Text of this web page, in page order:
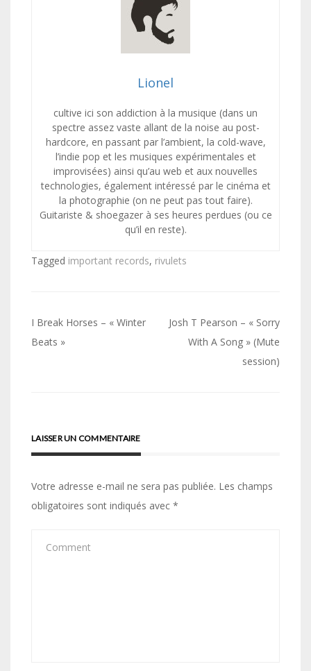
Lionel
cultive ici son addiction à la musique (dans un
spectre assez vaste allant de la noise au post-
hardcore, en passant par l’ambient, la cold-wave,
l’indie pop et les musiques expérimentales et
improvisées) ainsi qu’au web et aux nouvelles
technologies, également intéressé par le cinéma et
la photographie (on ne peut pas tout faire).
Guitariste & shoegazer à ses heures perdues (ou ce
qu’il en reste).
Tagged important records, rivulets
Navigation
de
I Break Horses – « Winter
Beats »
Josh T Pearson – « Sorry
With A Song » (Mute
session)
LAISSER UN COMMENTAIRE
Votre adresse e-mail ne sera pas publiée. Les champs
obligatoires sont indiqués avec *